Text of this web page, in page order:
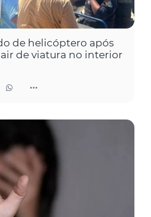
de helicóptero após
de viatura no interior